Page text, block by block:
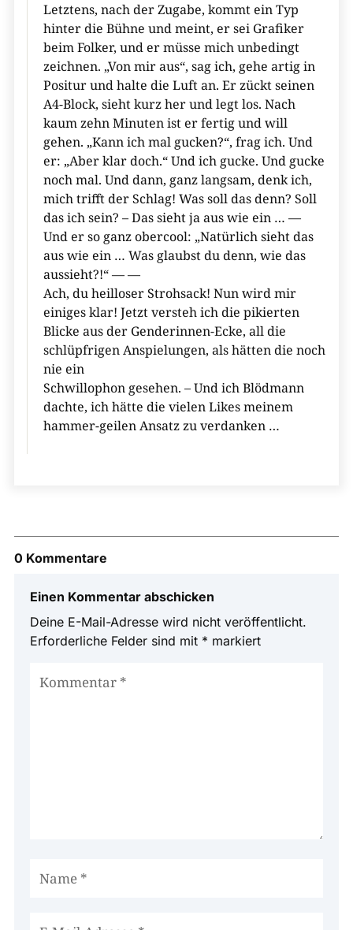
Letztens, nach der Zugabe, kommt ein Typ
hinter die Bühne und meint, er sei Grafiker
beim Folker, und er müsse mich unbedingt
zeichnen. „Von mir aus“, sag ich, gehe artig in
Positur und halte die Luft an. Er zückt seinen
A4-Block, sieht kurz her und legt los. Nach
kaum zehn Minuten ist er fertig und will
gehen. „Kann ich mal gucken?“, frag ich. Und
er: „Aber klar doch.“ Und ich gucke. Und gucke
noch mal. Und dann, ganz langsam, denk ich,
mich trifft der Schlag! Was soll das denn? Soll
das ich sein? – Das sieht ja aus wie ein … —
Und er so ganz obercool: „Natürlich sieht das
aus wie ein … Was glaubst du denn, wie das
aussieht?!“ — —
Ach, du heilloser Strohsack! Nun wird mir
einiges klar! Jetzt versteh ich die pikierten
Blicke aus der Genderinnen-Ecke, all die
schlüpfrigen Anspielungen, als hätten die noch
nie ein
Schwillophon gesehen. – Und ich Blödmann
dachte, ich hätte die vielen Likes meinem
hammer-geilen Ansatz zu verdanken …
0 Kommentare
Einen Kommentar abschicken
Deine E-Mail-Adresse wird nicht veröffentlicht.
Erforderliche Felder sind mit * markiert